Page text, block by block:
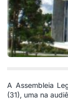
A Assembleia
(31), uma na